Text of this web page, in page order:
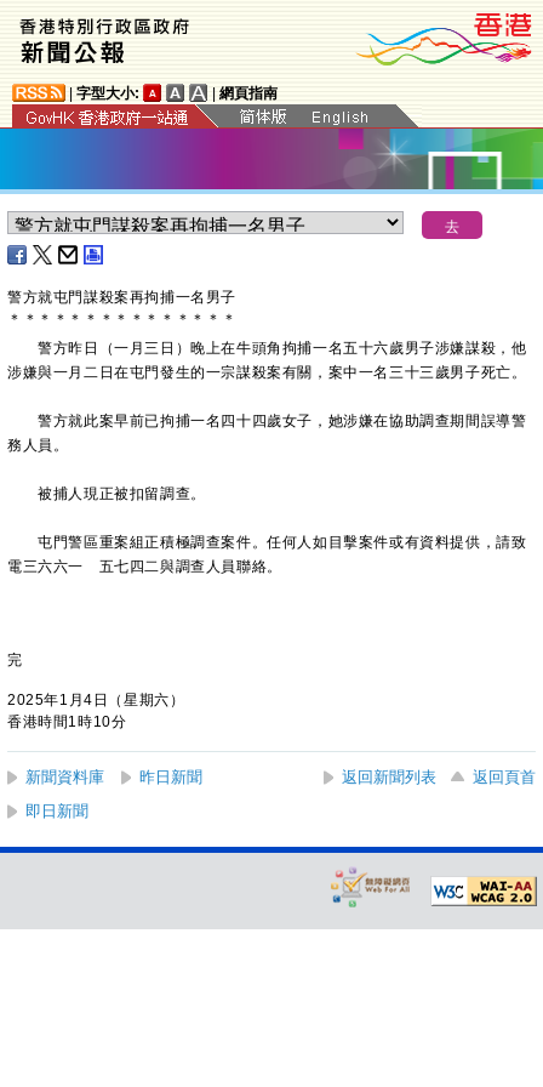
字型大小: 網頁指南
警方就屯門謀殺案再拘捕一名男子
＊ ＊ ＊ ＊ ＊ ＊ ＊ ＊ ＊ ＊ ＊ ＊ ＊ ＊ ＊
警方昨日（一月三日）晚上在牛頭角拘捕一名五十六歲男子涉嫌謀殺，他
涉嫌與一月二日在屯門發生的一宗謀殺案有關，案中一名三十三歲男子死亡。
警方就此案早前已拘捕一名四十四歲女子，她涉嫌在協助調查期間誤導警
務人員。
被捕人現正被扣留調查。
屯門警區重案組正積極調查案件。任何人如目擊案件或有資料提供，請致
電三六六一 五七四二與調查人員聯絡。
完
2025年1月4日（星期六）
香港時間1時10分
新聞資料庫 昨日新聞 返回新聞列表
返回頁首
即日新聞